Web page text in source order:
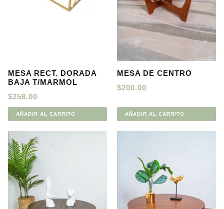
MESA RECT. DORADA
BAJA T/MARMOL
$258.00
AÑADIR AL CARRITO
MESA DE CENTRO
$200.00
AÑADIR AL CARRITO